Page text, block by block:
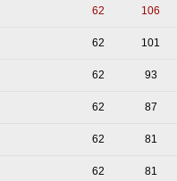
62 106
62 101
62 93
62 87
62 81
62 81